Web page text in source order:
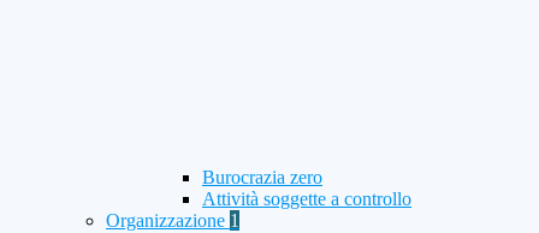
Burocrazia zero
Attività soggette a controllo
Organizzazione 1